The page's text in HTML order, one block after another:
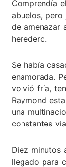
Comprendía
abuelos, pero
de amenazar
heredero.
Se había
enamorada.
volvió fría,
Raymond
una
constantes
Diez minutos
llegado para